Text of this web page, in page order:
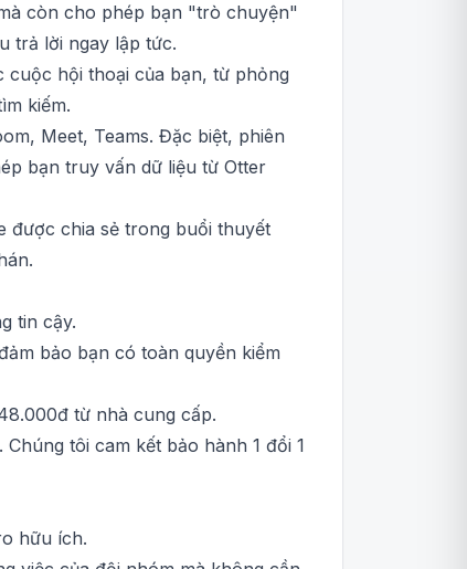
còn cho phép bạn "trò chuyện"
trả lời ngay lập tức.
cuộc hội thoại của bạn, từ phỏng
kiếm.
Meet, Teams. Đặc biệt, phiên
bạn truy vấn dữ liệu từ Otter
được chia sẻ trong buổi thuyết
tin cậy.
bảo bạn có toàn quyền kiểm
từ nhà cung cấp.
tôi cam kết bảo hành 1 đổi 1
hữu ích.